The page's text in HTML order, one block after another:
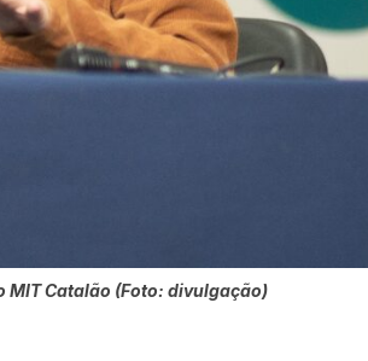
Catalão (Foto: divulgação)